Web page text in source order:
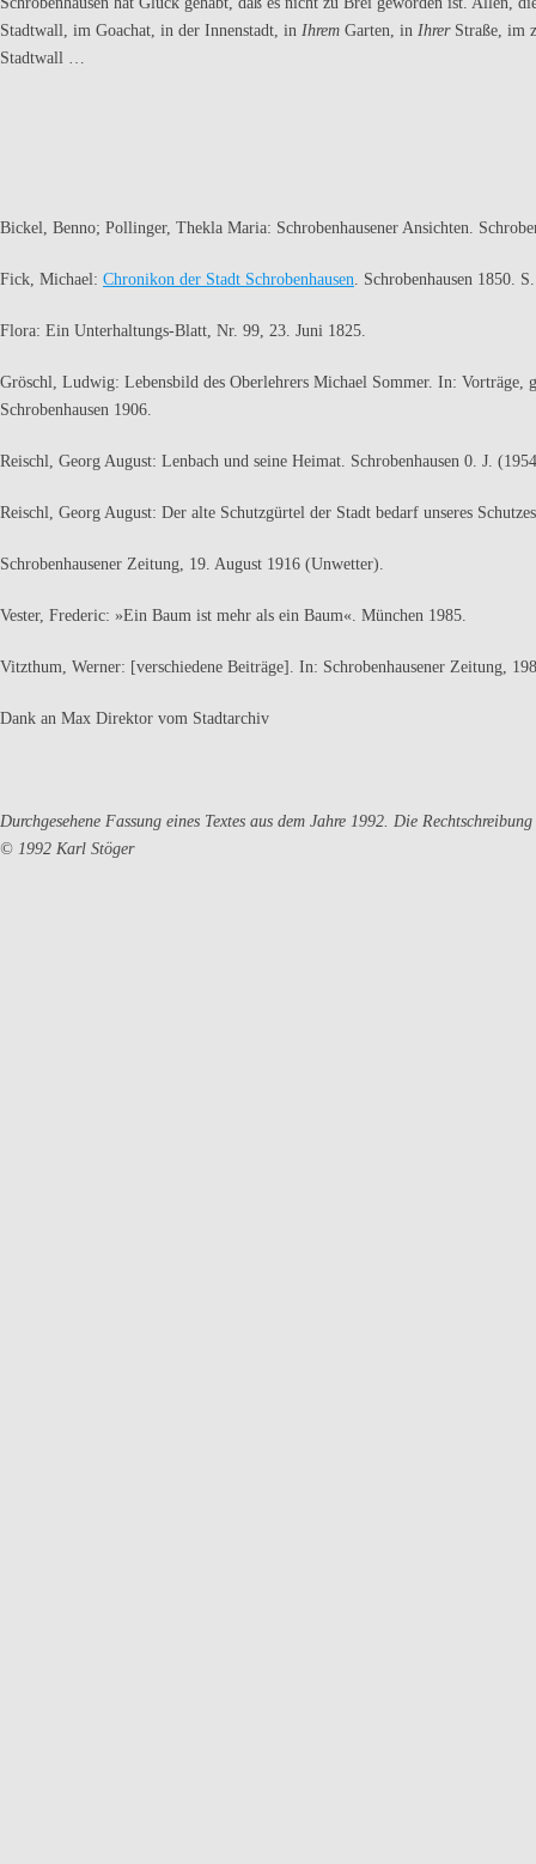
Stadtwall, im Goachat, in der Innenstadt, in Ihrem Garten, in Ihrer Straße, im
Stadtwall …
Bickel, Benno; Pollinger, Thekla Maria: Schrobenhausener Ansichten.
Fick, Michael: Chronikon der Stadt Schrobenhausen. Schrobenhau­sen 1850.
Flora: Ein Unterhaltungs-Blatt, Nr. 99, 23. Juni 1825.
Gröschl, Ludwig: Lebensbild des Oberlehrers Michael Sommer. In: Vorträge,
Schrobenhausen 1906.
Reischl, Georg August: Lenbach und seine Heimat. Schrobenhausen 0. J.
Reischl, Georg August: Der alte Schutzgürtel der Stadt bedarf unse­res
Schrobenhausener Zeitung, 19. August 1916 (Unwetter).
Vester, Frederic: »Ein Baum ist mehr als ein Baum«. München 1985.
Vitzthum, Werner: [verschiedene Beiträge]. In: Schrobenhausener Zeitung,
Dank an Max Direktor vom Stadtarchiv
Durchgesehene Fassung eines Textes aus dem Jahre 1992. Die
© 1992 Karl Stöger